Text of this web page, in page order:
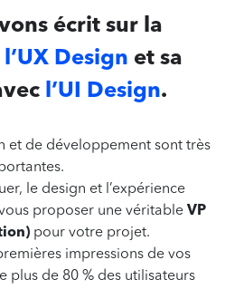
écrit sur la
l’UX Design et sa
l’UI Design.
et de développement sont très
le design et l’expérience
proposer une véritable VP
pour votre projet.
impressions de vos
plus de 80 % des utilisateurs